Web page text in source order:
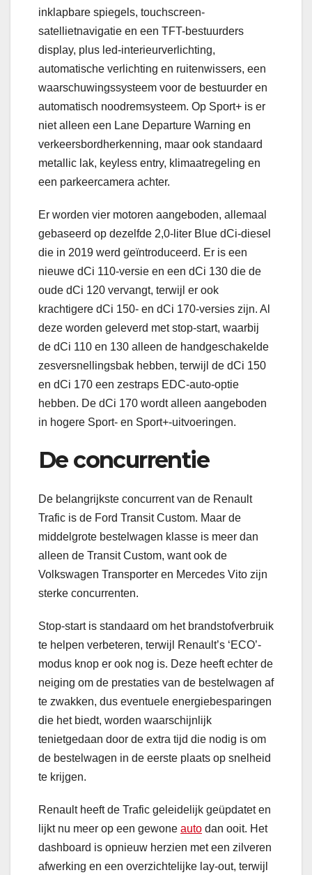
inklapbare spiegels, touchscreen-
satellietnavigatie en een TFT-bestuurders
display, plus led-interieurverlichting,
automatische verlichting en ruitenwissers, een
waarschuwingssysteem voor de bestuurder en
automatisch noodremsysteem. Op Sport+ is er
niet alleen een Lane Departure Warning en
verkeersbordherkenning, maar ook standaard
metallic lak, keyless entry, klimaatregeling en
een parkeercamera achter.
Er worden vier motoren aangeboden, allemaal
gebaseerd op dezelfde 2,0-liter Blue dCi-diesel
die in 2019 werd geïntroduceerd. Er is een
nieuwe dCi 110-versie en een dCi 130 die de
oude dCi 120 vervangt, terwijl er ook
krachtigere dCi 150- en dCi 170-versies zijn. Al
deze worden geleverd met stop-start, waarbij
de dCi 110 en 130 alleen de handgeschakelde
zesversnellingsbak hebben, terwijl de dCi 150
en dCi 170 een zestraps EDC-auto-optie
hebben. De dCi 170 wordt alleen aangeboden
in hogere Sport- en Sport+-uitvoeringen.
De concurrentie
De belangrijkste concurrent van de Renault
Trafic is de Ford Transit Custom. Maar de
middelgrote bestelwagen klasse is meer dan
alleen de Transit Custom, want ook de
Volkswagen Transporter en Mercedes Vito zijn
sterke concurrenten.
Stop-start is standaard om het brandstofverbruik
te helpen verbeteren, terwijl Renault’s ‘ECO’-
modus knop er ook nog is. Deze heeft echter de
neiging om de prestaties van de bestelwagen af
​​te zwakken, dus eventuele energiebesparingen
die het biedt, worden waarschijnlijk
tenietgedaan door de extra tijd die nodig is om
de bestelwagen in de eerste plaats op snelheid
te krijgen.
Renault heeft de Trafic geleidelijk geüpdatet en
lijkt nu meer op een gewone auto dan ooit. Het
dashboard is opnieuw herzien met een zilveren
afwerking en een overzichtelijke lay-out, terwijl